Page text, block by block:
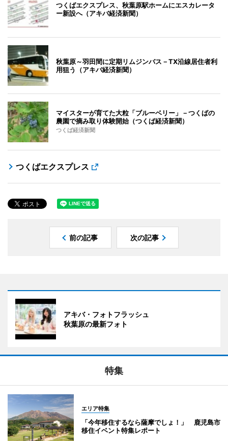
つくばエクスプレス、秋葉原駅ホームにエスカレータ
ー新設へ（アキバ経済新聞）
秋葉原～羽田間に定期リムジンバス－TX沿線居住者利
用狙う（アキバ経済新聞）
マイスターが育てた大粒「ブルーベリー」－つくばの
農園で摘み取り体験開始（つくば経済新聞）
つくば経済新聞
つくばエクスプレス
前の記事 次の記事
アキバ・フォトフラッシュ
秋葉原の最新フォト
特集
エリア特集
「今年移住するなら薩摩でしょ！」 鹿児島市
移住イベント特集レポート